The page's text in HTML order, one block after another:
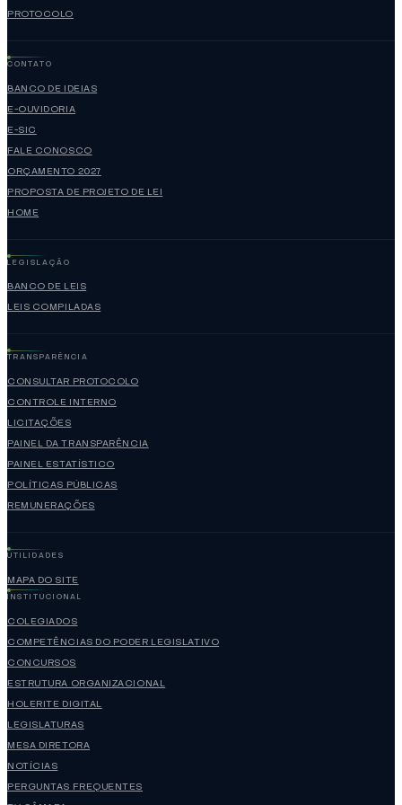
PROTOCOLO
CONTATO
BANCO DE IDEIAS
E-OUVIDORIA
E-SIC
FALE CONOSCO
ORÇAMENTO 2027
PROPOSTA DE PROJETO DE LEI
HOME
LEGISLAÇÃO
BANCO DE LEIS
LEIS COMPILADAS
TRANSPARÊNCIA
CONSULTAR PROTOCOLO
CONTROLE INTERNO
LICITAÇÕES
PAINEL DA TRANSPARÊNCIA
PAINEL ESTATÍSTICO
POLÍTICAS PÚBLICAS
REMUNERAÇÕES
UTILIDADES
MAPA DO SITE
INSTITUCIONAL
COLEGIADOS
COMPETÊNCIAS DO PODER LEGISLATIVO
CONCURSOS
ESTRUTURA ORGANIZACIONAL
HOLERITE DIGITAL
LEGISLATURAS
MESA DIRETORA
NOTÍCIAS
PERGUNTAS FREQUENTES